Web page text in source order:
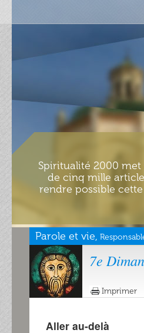
Spiritualité 2000 met
de cinq mille
rendre possible
Parole et vie,
7e
Imprimer
Aller au-delà